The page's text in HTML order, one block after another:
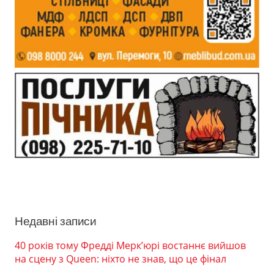
Недавні записи
40 років тому Фредді Мерк’юрі востаннє вийшов
на сцену з Queen: ніхто не знав, що це фінал